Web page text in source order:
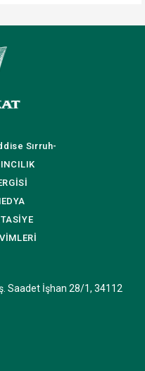
Sırruh-
Saadet İşhan 28/1, 34112